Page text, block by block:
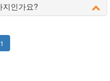
지인가요?
1